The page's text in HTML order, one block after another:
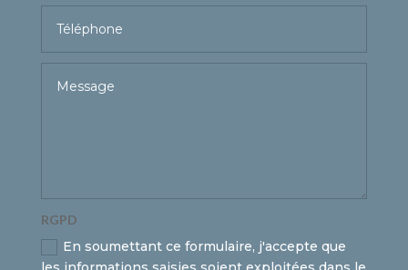
RGPD
En soumettant ce formulaire, j'accepte que